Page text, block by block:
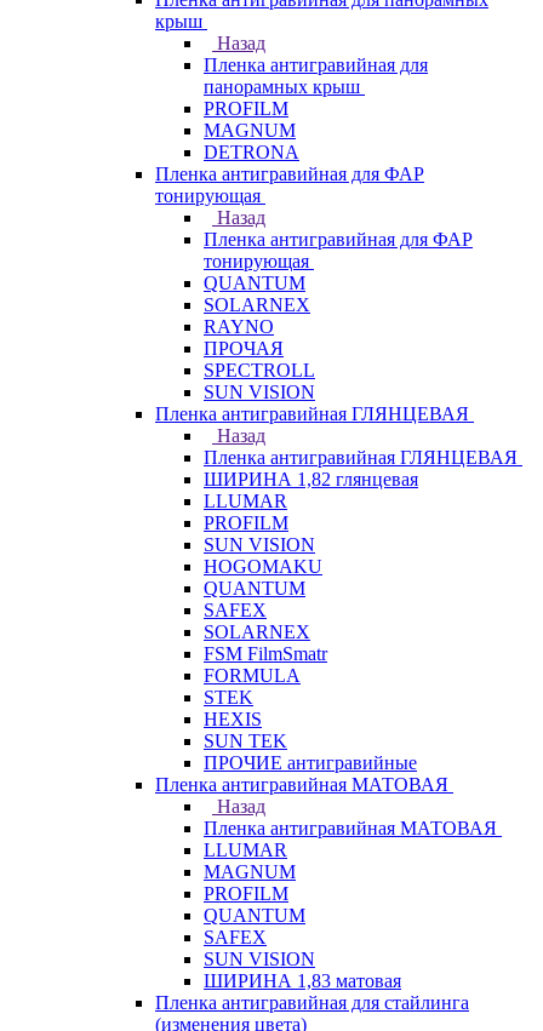
крыш
Назад
Пленка антигравийная для
панорамных крыш
PROFILM
MAGNUM
DETRONA
Пленка антигравийная для ФАР
тонирующая
Назад
Пленка антигравийная для ФАР
тонирующая
QUANTUM
SOLARNEX
RAYNO
ПРОЧАЯ
SPECTROLL
SUN VISION
Пленка антигравийная ГЛЯНЦЕВАЯ
Назад
Пленка антигравийная ГЛЯНЦЕВАЯ
ШИРИНА 1,82 глянцевая
LLUMAR
PROFILM
SUN VISION
HOGOMAKU
QUANTUM
SAFEX
SOLARNEX
FSM FilmSmatr
FORMULA
STEK
HEXIS
SUN TEK
ПРОЧИЕ антигравийные
Пленка антигравийная МАТОВАЯ
Назад
Пленка антигравийная МАТОВАЯ
LLUMAR
MAGNUM
PROFILM
QUANTUM
SAFEX
SUN VISION
ШИРИНА 1,83 матовая
Пленка антигравийная для стайлинга
(изменения цвета)